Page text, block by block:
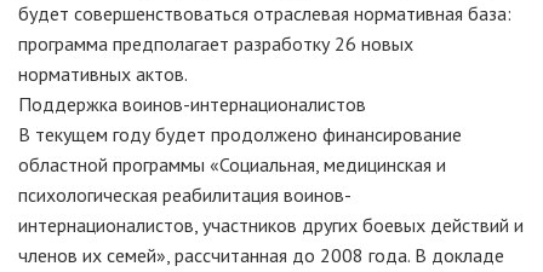
будет совершенствоваться отраслевая нормативная база:
программа предполагает разработку 26 новых
нормативных актов.
Поддержка воинов-интернационалистов
В текущем году будет продолжено финансирование
областной программы «Социальная, медицинская и
психологическая реабилитация воинов-
интернационалистов, участников других боевых действий и
членов их семей», рассчитанная до 2008 года. В докладе